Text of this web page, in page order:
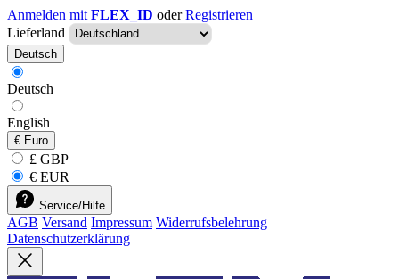
Anmelden mit FLEX_ID oder Registrieren
Lieferland
Deutsch
Deutsch
English
€ Euro
£ GBP
€ EUR
Service/Hilfe
AGB Versand Impressum Widerrufsbelehrung
Datenschutzerklärung